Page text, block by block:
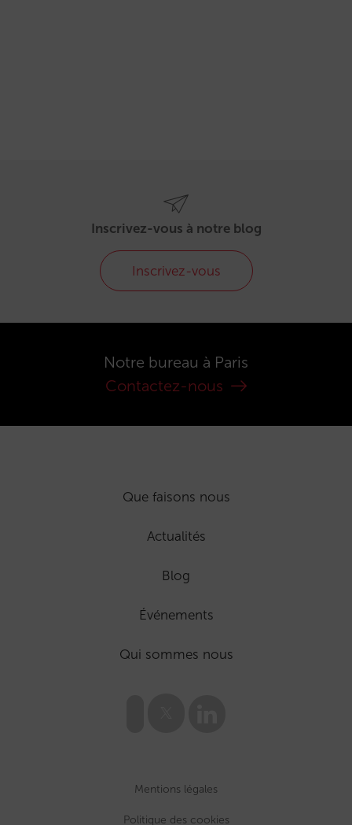
Inscrivez-vous à notre blog
Inscrivez-vous
Notre bureau à Paris
Contactez-nous
Que faisons nous
Actualités
Blog
Événements
Qui sommes nous
Mentions légales
Politique des cookies